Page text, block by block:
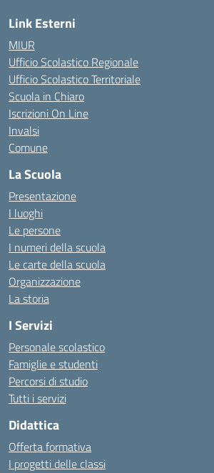
Link Esterni
MIUR
Ufficio Scolastico Regionale
Ufficio Scolastico Territoriale
Scuola in Chiaro
Iscrizioni On Line
Invalsi
Comune
La Scuola
Presentazione
I luoghi
Le persone
I numeri della scuola
Le carte della scuola
Organizzazione
La storia
I Servizi
Personale scolastico
Famiglie e studenti
Percorsi di studio
Tutti i servizi
Didattica
Offerta formativa
I progetti delle classi